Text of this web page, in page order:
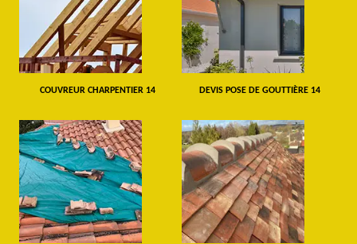
COUVREUR CHARPENTIER 14 DEVIS POSE DE GOUTTIÈRE 14